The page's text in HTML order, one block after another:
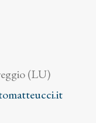
(LU)